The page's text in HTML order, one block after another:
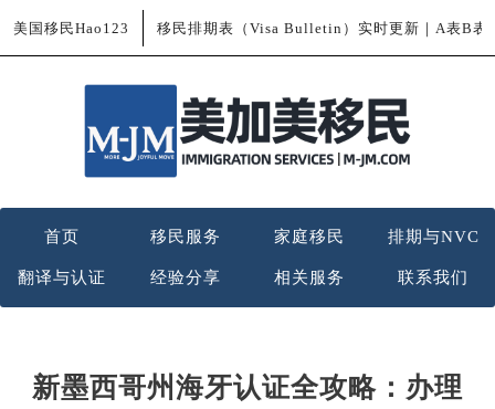
美国移民Hao123 移民排期表（Visa Bulletin）实时更新｜A表B表
首页 移民服务 家庭移民 排期与NVC
翻译与认证 经验分享 相关服务 联系我们
新墨西哥州海牙认证全攻略：办理